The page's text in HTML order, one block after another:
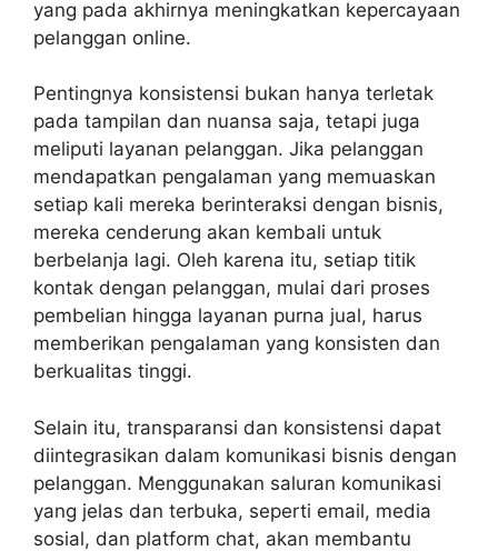
yang pada akhirnya meningkatkan kepercayaan
pelanggan online.
Pentingnya konsistensi bukan hanya terletak
pada tampilan dan nuansa saja, tetapi juga
meliputi layanan pelanggan. Jika pelanggan
mendapatkan pengalaman yang memuaskan
setiap kali mereka berinteraksi dengan bisnis,
mereka cenderung akan kembali untuk
berbelanja lagi. Oleh karena itu, setiap titik
kontak dengan pelanggan, mulai dari proses
pembelian hingga layanan purna jual, harus
memberikan pengalaman yang konsisten dan
berkualitas tinggi.
Selain itu, transparansi dan konsistensi dapat
diintegrasikan dalam komunikasi bisnis dengan
pelanggan. Menggunakan saluran komunikasi
yang jelas dan terbuka, seperti email, media
sosial, dan platform chat, akan membantu